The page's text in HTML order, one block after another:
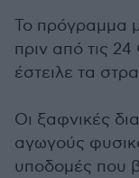
Το πρόγραμμα
πριν από τις
έστειλε τα
Οι ξαφνικές
αγωγούς
υποδομές που